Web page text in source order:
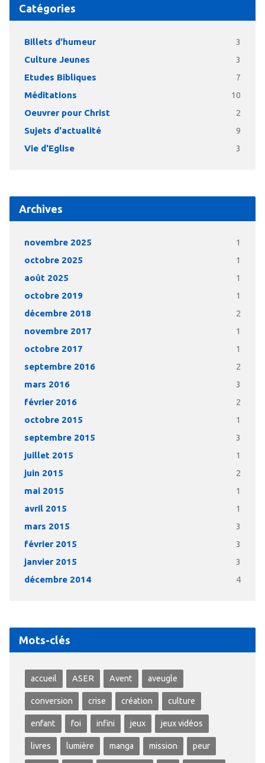
Catégories
Billets d'humeur 3
Culture Jeunes 3
Etudes Bibliques 7
Méditations 10
Oeuvrer pour Christ 2
Sujets d'actualité 9
Vie d'Eglise 3
Archives
novembre 2025 1
octobre 2025 1
août 2025 1
octobre 2019 1
décembre 2018 2
novembre 2017 1
octobre 2017 1
septembre 2016 2
mars 2016 3
février 2016 2
octobre 2015 1
septembre 2015 3
juillet 2015 1
juin 2015 2
mai 2015 1
avril 2015 1
mars 2015 3
février 2015 3
janvier 2015 3
décembre 2014 4
Mots-clés
accueil ASER Avent aveugle
conversion crise création culture
enfant foi infini jeux jeux vidéos
livres lumière manga mission peur